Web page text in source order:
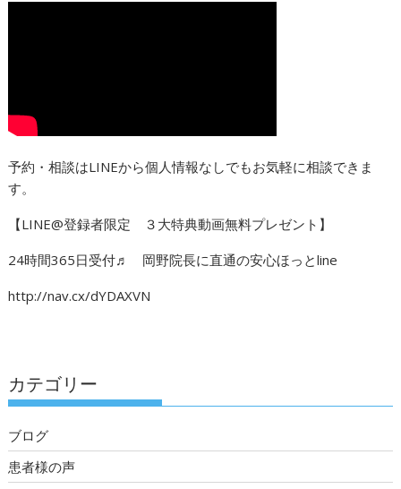
予約・相談はLINEから個人情報なしでもお気軽に相談できま
す。
【LINE@登録者限定 ３大特典動画無料プレゼント】
24時間365日受付♬ 岡野院長に直通の安心ほっとline
http://nav.cx/dYDAXVN
カテゴリー
ブログ
患者様の声